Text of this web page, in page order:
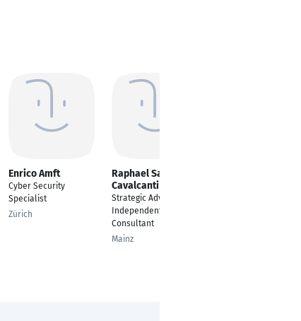
Enrico Amft
Cyber Security
Specialist
Zürich
Raphael Santos
Cavalcanti
Strategic Advisor &
Independent
Consultant
Mainz